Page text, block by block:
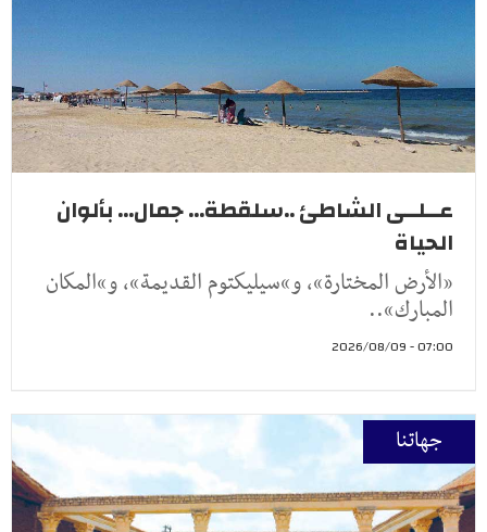
عــلــى الشاطئ ..سلقطة... جمال... بألوان
الحياة
«الأرض المختارة»، و»سيليكتوم القديمة»، و»المكان
المبارك»..
07:00 - 2026/08/09
جهاتنا